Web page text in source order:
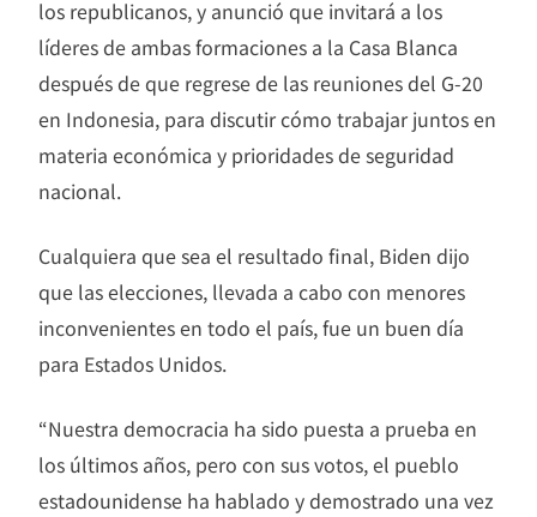
los republicanos, y anunció que invitará a los
líderes de ambas formaciones a la Casa Blanca
después de que regrese de las reuniones del G-20
en Indonesia, para discutir cómo trabajar juntos en
materia económica y prioridades de seguridad
nacional.
Cualquiera que sea el resultado final, Biden dijo
que las elecciones, llevada a cabo con menores
inconvenientes en todo el país, fue un buen día
para Estados Unidos.
“Nuestra democracia ha sido puesta a prueba en
los últimos años, pero con sus votos, el pueblo
estadounidense ha hablado y demostrado una vez